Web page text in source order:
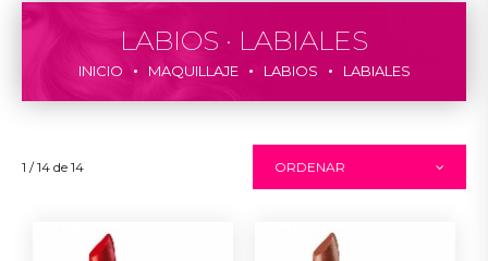
LABIOS · LABIALES
INICIO MAQUILLAJE LABIOS LABIALES
1 / 14 de 14 ORDENAR